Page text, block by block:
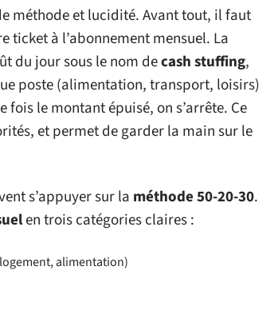
méthode et lucidité. Avant tout, il faut
ticket à l’abonnement mensuel. La
du jour sous le nom decash stuffing,
poste (alimentation, transport, loisirs)
le montant épuisé, on s’arrête. Ce
et permet de garder la main sur le
s’appuyer sur la méthode 50-20-30.
en trois catégories claires :
alimentation)